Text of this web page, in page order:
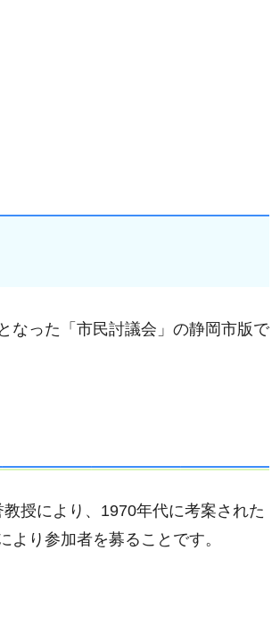
なった「市民討議会」の静岡市版で
授により、1970年代に考案された
り参加者を募ることです。